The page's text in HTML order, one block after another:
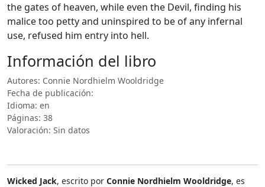
the gates of heaven, while even the Devil, finding his
malice too petty and uninspired to be of any infernal
use, refused him entry into hell.
Información del libro
Autores: Connie Nordhielm Wooldridge
Fecha de publicación:
Idioma: en
Páginas: 38
Valoración: Sin datos
Wicked Jack, escrito por Connie Nordhielm Wooldridge, es